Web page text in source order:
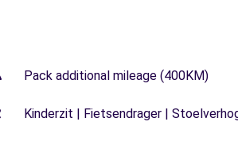
Pack additional mileage (400KM)
Kinderzit | Fietsendrager |